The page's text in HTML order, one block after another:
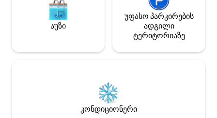
აუზი
უფასო პარკირების
ადგილი
ტერიტორიაზე
კონდიციონერი